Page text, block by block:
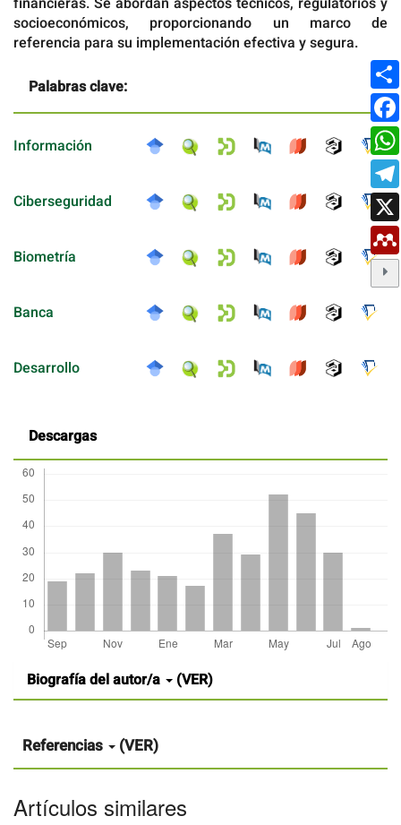
socioeconómicos, proporcionando un marco de
referencia para su implementación efectiva y segura.
Palabras clave:
Información
Ciberseguridad
Biometría
Banca
Desarrollo
Descargas
Detalles
del
artículo
Biografía del autor/a (VER)
Referencias (VER)
Artículos similares